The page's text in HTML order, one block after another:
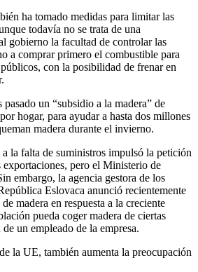
ha tomado medidas para limitar las
todavía no se trata de una
gobierno la facultad de controlar las
a comprar primero el combustible para
con la posibilidad de frenar en
un “subsidio a la madera” de
hogar, para ayudar a hasta dos millones
madera durante el invierno.
la falta de suministros impulsó la petición
pero el Ministerio de
embargo, la agencia gestora de los
Eslovaca anunció recientemente
madera en respuesta a la creciente
pueda coger madera de ciertas
un empleado de la empresa.
la UE, también aumenta la preocupación